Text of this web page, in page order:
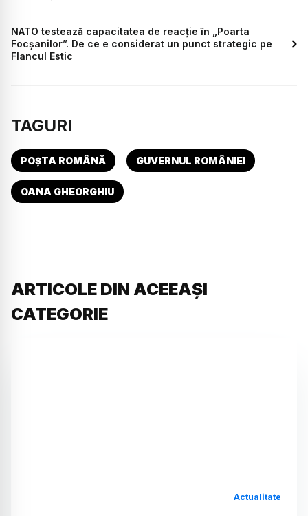
NATO testează capacitatea de reacție în „Poarta
Focșanilor”. De ce e considerat un punct strategic pe
Flancul Estic
TAGURI
POȘTA ROMÂNĂ GUVERNUL ROMÂNIEI
OANA GHEORGHIU
ARTICOLE DIN ACEEAȘI
CATEGORIE
Actualitate